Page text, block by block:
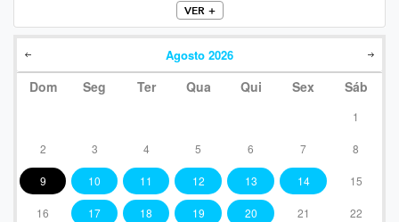
VER +
Agosto 2026
Dom Seg Ter Qua Qui Sex Sáb
1
2 3 4 5 6 7 8
9 10 11 12 13 14 15
16 17 18 19 20 21 22